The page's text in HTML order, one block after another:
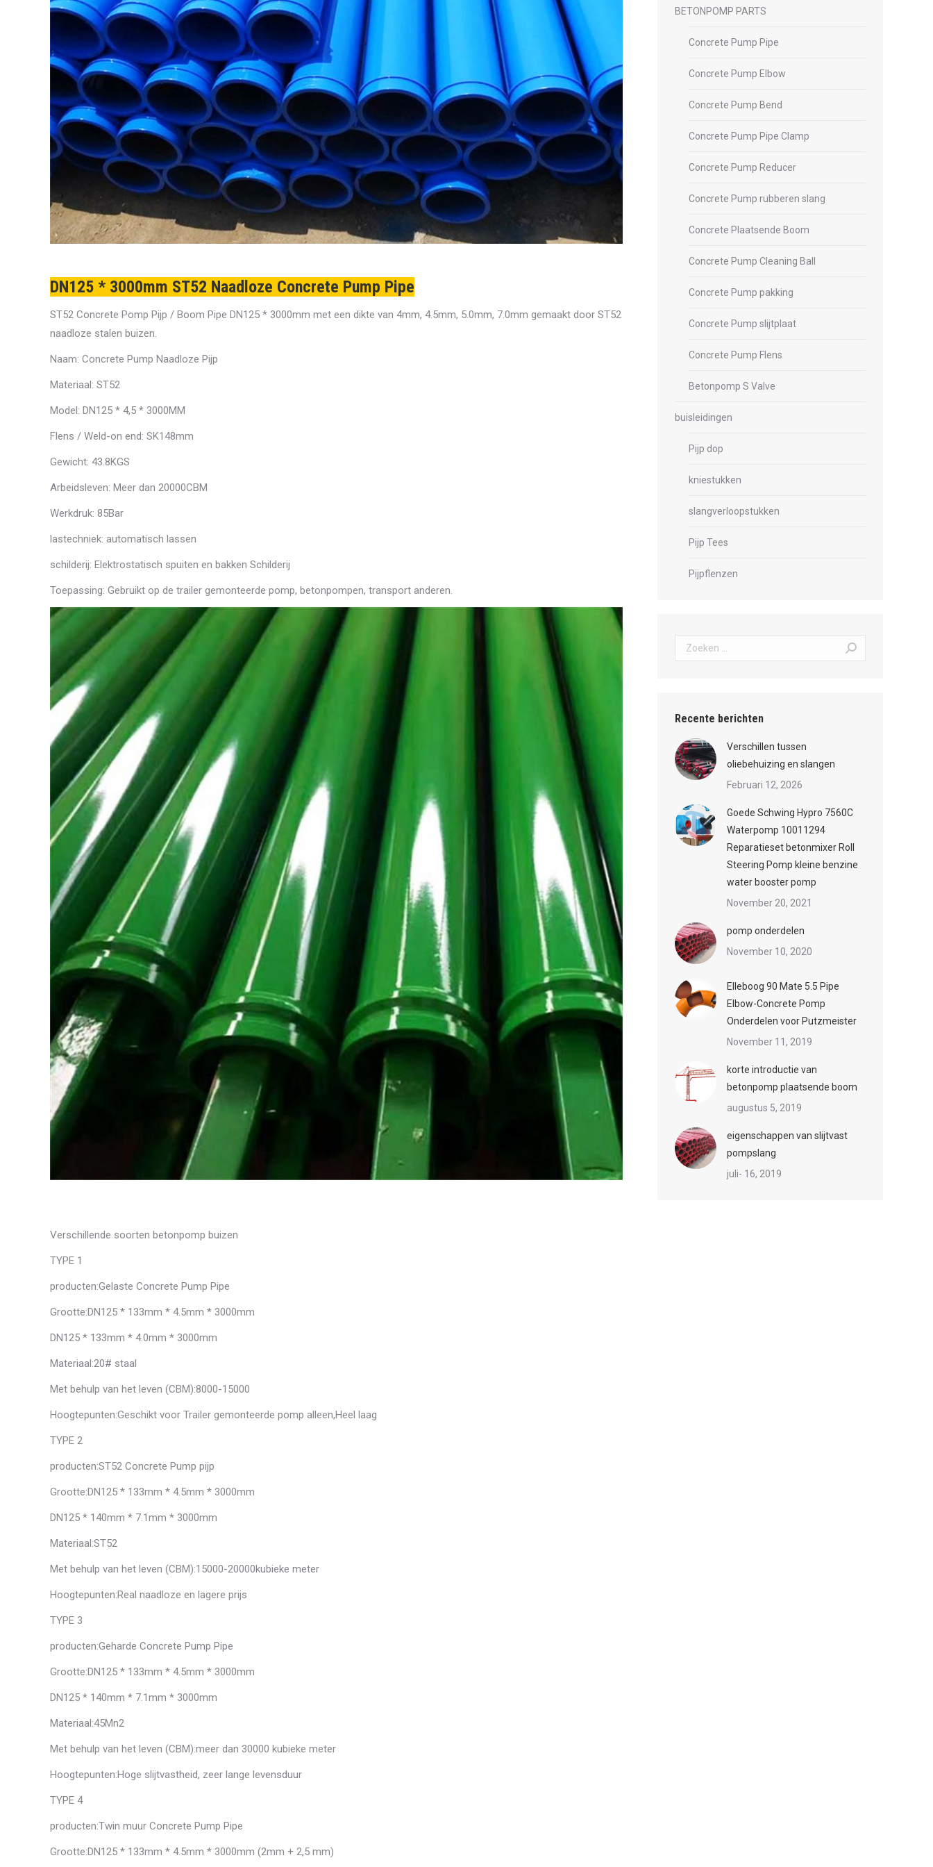
DN125 * 3000mm ST52 Naadloze Concrete Pump Pipe
ST52 Concrete Pomp Pijp / Boom Pipe DN125 * 3000mm met een dikte van 4mm, 4.5mm, 5.0mm, 7.0mm gemaakt door ST52
naadloze stalen buizen.
Naam: Concrete Pump Naadloze Pijp
Materiaal: ST52
Model: DN125 * 4,5 * 3000MM
Flens / Weld-on end: SK148mm
Gewicht: 43.8KGS
Arbeidsleven: Meer dan 20000CBM
Werkdruk: 85Bar
lastechniek: automatisch lassen
schilderij: Elektrostatisch spuiten en bakken Schilderij
Toepassing: Gebruikt op de trailer gemonteerde pomp, betonpompen, transport anderen.
Verschillende soorten betonpomp buizen
TYPE 1
producten:Gelaste Concrete Pump Pipe
Grootte:DN125 * 133mm * 4.5mm * 3000mm
DN125 * 133mm * 4.0mm * 3000mm
Materiaal:20# staal
Met behulp van het leven (CBM):8000-15000
Hoogtepunten:Geschikt voor Trailer gemonteerde pomp alleen,Heel laag
TYPE 2
producten:ST52 Concrete Pump pijp
Grootte:DN125 * 133mm * 4.5mm * 3000mm
DN125 * 140mm * 7.1mm * 3000mm
Materiaal:ST52
Met behulp van het leven (CBM):15000-20000kubieke meter
Hoogtepunten:Real naadloze en lagere prijs
TYPE 3
producten:Geharde Concrete Pump Pipe
Grootte:DN125 * 133mm * 4.5mm * 3000mm
DN125 * 140mm * 7.1mm * 3000mm
Materiaal:45Mn2
Met behulp van het leven (CBM):meer dan 30000 kubieke meter
Hoogtepunten:Hoge slijtvastheid, zeer lange levensduur
TYPE 4
producten:Twin muur Concrete Pump Pipe
Grootte:DN125 * 133mm * 4.5mm * 3000mm (2mm + 2,5 mm)
BETONPOMP PARTS
Concrete Pump Pipe
Concrete Pump Elbow
Concrete Pump Bend
Concrete Pump Pipe Clamp
Concrete Pump Reducer
Concrete Pump rubberen slang
Concrete Plaatsende Boom
Concrete Pump Cleaning Ball
Concrete Pump pakking
Concrete Pump slijtplaat
Concrete Pump Flens
Betonpomp S Valve
buisleidingen
Pijp dop
kniestukken
slangverloopstukken
Pijp Tees
Pijpflenzen
Zoeken:
Recente berichten
Verschillen tussen
oliebehuizing en slangen
Februari 12, 2026
Goede Schwing Hypro 7560C
Waterpomp 10011294
Reparatieset betonmixer Roll
Steering Pomp kleine benzine
water booster pomp
November 20, 2021
pomp onderdelen
November 10, 2020
Elleboog 90 Mate 5.5 Pipe
Elbow-Concrete Pomp
Onderdelen voor Putzmeister
November 11, 2019
korte introductie van
betonpomp plaatsende boom
augustus 5, 2019
eigenschappen van slijtvast
pompslang
juli- 16, 2019